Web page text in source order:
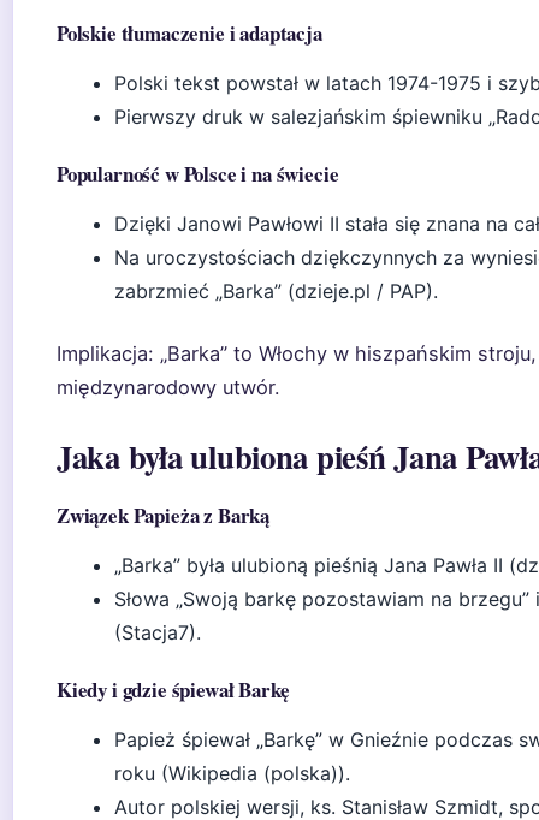
Polskie tłumaczenie i adaptacja
Polski tekst powstał w latach 1974-1975 i
Pierwszy druk w salezjańskim śpiewniku
Popularność w Polsce i na świecie
Dzięki Janowi Pawłowi II stała się znana na
Na uroczystościach dziękczynnych za
zabrzmieć „Barka” (dzieje.pl / PAP).
Implikacja: „Barka” to Włochy w hiszpańskim
międzynarodowy utwór.
Jaka była ulubiona pieśń Jana
Związek Papieża z Barką
„Barka” była ulubioną pieśnią Jana Pawła II
Słowa „Swoją barkę pozostawiam na
(Stacja7).
Kiedy i gdzie śpiewał Barkę
Papież śpiewał „Barkę” w Gnieźnie podczas
roku (Wikipedia (polska)).
Autor polskiej wersji, ks. Stanisław Szmidt,